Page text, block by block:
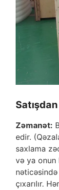
Zəmanət:
edir.
saxlama
və ya onun
çıxarılır.